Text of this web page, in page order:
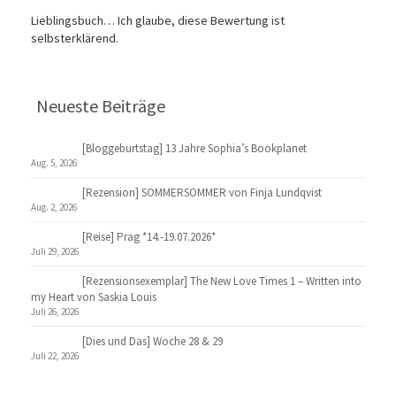
Lieblingsbuch… Ich glaube, diese Bewertung ist
selbsterklärend.
Neueste Beiträge
[Bloggeburtstag] 13 Jahre Sophia’s Bookplanet
Aug. 5, 2026
[Rezension] SOMMERSOMMER von Finja Lundqvist
Aug. 2, 2026
[Reise] Prag *14.-19.07.2026*
Juli 29, 2026
[Rezensionsexemplar] The New Love Times 1 – Written into
my Heart von Saskia Louis
Juli 26, 2026
[Dies und Das] Woche 28 & 29
Juli 22, 2026